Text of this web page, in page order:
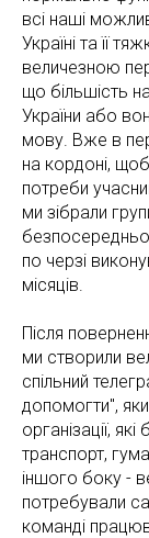
всі наші
Україні та її
величезною
що більшість
України або
мову. Вже в
на кордоні,
потреби
ми зібрали
по черзі
місяців.
Після
ми створили
спільний
допомогти",
організації,
транспорт,
іншого боку -
потребували
команді